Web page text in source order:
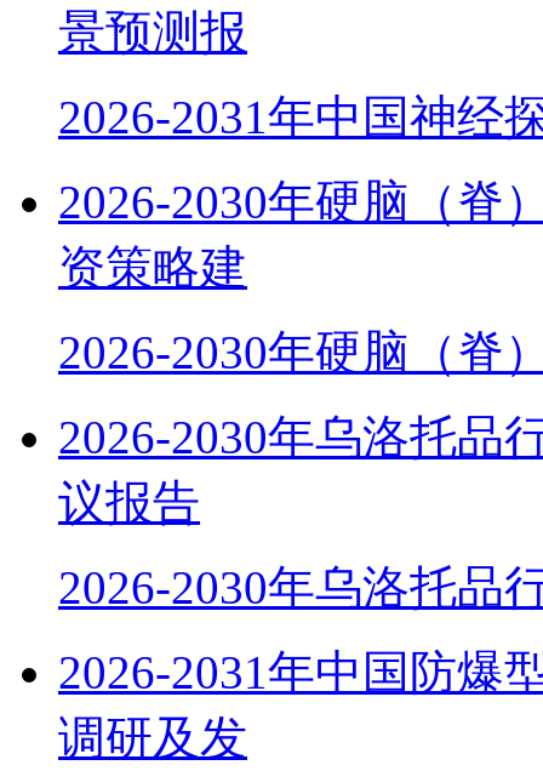
景预测报
2026-2031年中国神经
2026-2030年硬脑（脊
资策略建
2026-2030年硬脑（脊
2026-2030年乌洛托品
议报告
2026-2030年乌洛托品
2026-2031年中国防爆
调研及发